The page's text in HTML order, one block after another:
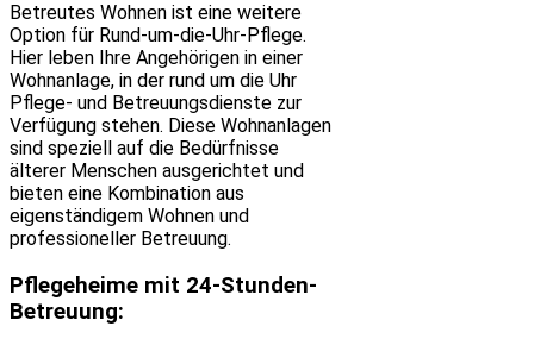
Betreutes Wohnen ist eine weitere
Option für Rund-um-die-Uhr-Pflege.
Hier leben Ihre Angehörigen in einer
Wohnanlage, in der rund um die Uhr
Pflege- und Betreuungsdienste zur
Verfügung stehen. Diese Wohnanlagen
sind speziell auf die Bedürfnisse
älterer Menschen ausgerichtet und
bieten eine Kombination aus
eigenständigem Wohnen und
professioneller Betreuung.
Pflegeheime mit 24-Stunden-
Betreuung: